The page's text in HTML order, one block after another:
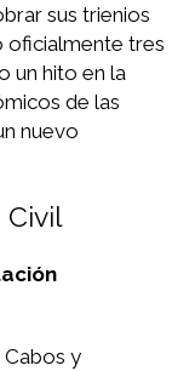
sus trienios
oficialmente tres
un hito en la
de las
nuevo
Civil
Cabos y